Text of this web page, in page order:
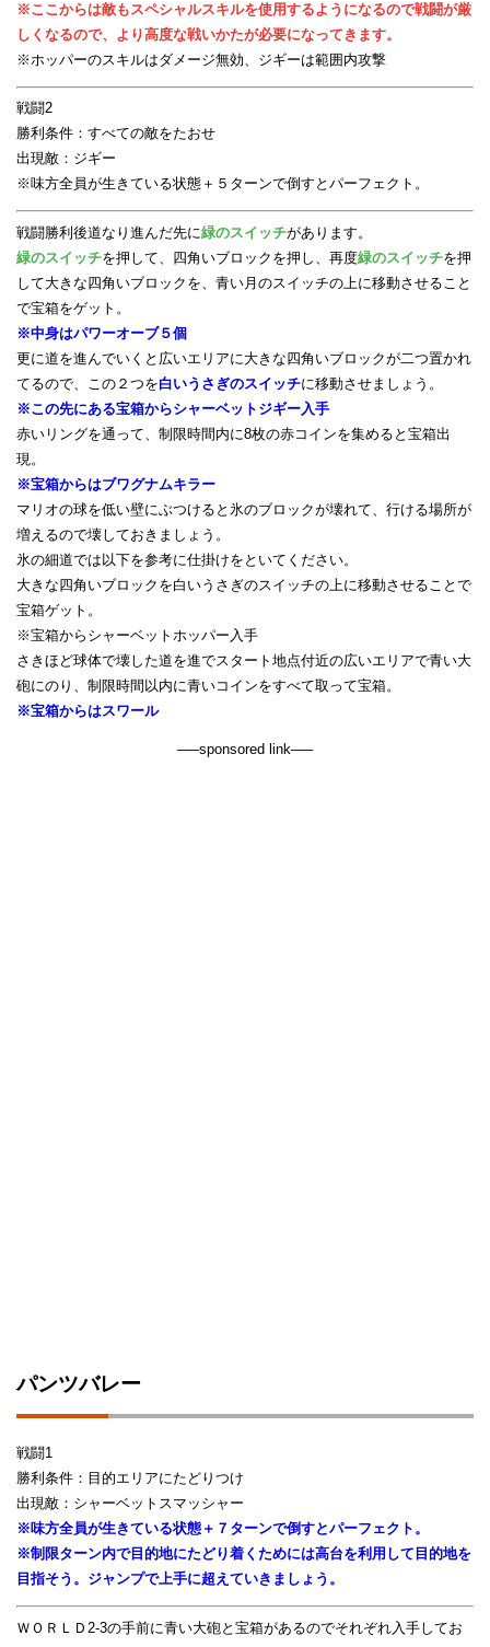
※ここからは敵もスペシャルスキルを使用するようになるので戦闘が厳
しくなるので、より高度な戦いかたが必要になってきます。
※ホッパーのスキルはダメージ無効、ジギーは範囲内攻撃
戦闘2
勝利条件：すべての敵をたおせ
出現敵：ジギー
※味方全員が生きている状態＋５ターンで倒すとパーフェクト。
戦闘勝利後道なり進んだ先に緑のスイッチがあります。
緑のスイッチを押して、四角いブロックを押し、再度緑のスイッチを押
して大きな四角いブロックを、青い月のスイッチの上に移動させること
で宝箱をゲット。
※中身はパワーオーブ５個
更に道を進んでいくと広いエリアに大きな四角いブロックが二つ置かれ
てるので、この２つを白いうさぎのスイッチに移動させましょう。
※この先にある宝箱からシャーベットジギー入手
赤いリングを通って、制限時間内に8枚の赤コインを集めると宝箱出
現。
※宝箱からはブワグナムキラー
マリオの球を低い壁にぶつけると氷のブロックが壊れて、行ける場所が
増えるので壊しておきましょう。
氷の細道では以下を参考に仕掛けをといてください。
大きな四角いブロックを白いうさぎのスイッチの上に移動させることで
宝箱ゲット。
※宝箱からシャーベットホッパー入手
さきほど球体で壊した道を進でスタート地点付近の広いエリアで青い大
砲にのり、制限時間以内に青いコインをすべて取って宝箱。
※宝箱からはスワール
—–sponsored link—–
パンツバレー
戦闘1
勝利条件：目的エリアにたどりつけ
出現敵：シャーベットスマッシャー
※味方全員が生きている状態＋７ターンで倒すとパーフェクト。
※制限ターン内で目的地にたどり着くためには高台を利用して目的地を
目指そう。ジャンプで上手に超えていきましょう。
ＷＯＲＬＤ2-3の手前に青い大砲と宝箱があるのでそれぞれ入手してお